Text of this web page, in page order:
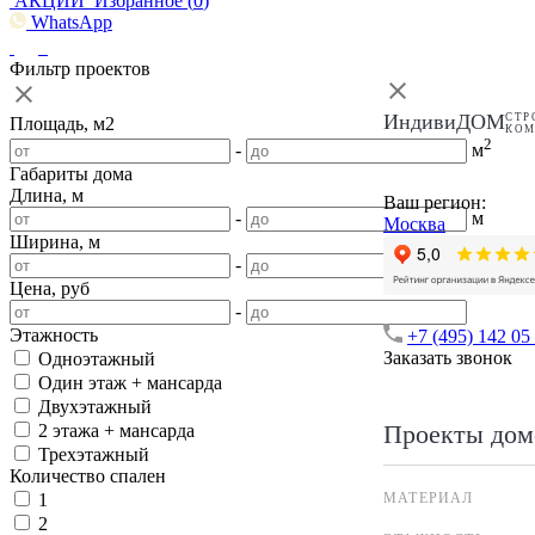
WhatsApp
ИндивиДОМ
Ваш регион:
Москва
+7 (495) 142 05
Заказать звонок
Проекты
МАТЕРИАЛ
Фильтр проектов
Площадь, м2
-
м2
Габариты дома
Длина, м
-
м
Ширина, м
-
м
Цена, руб
-
Этажность
Одноэтажный
Один этаж + мансарда
Двухэтажный
2 этажа + мансарда
Трехэтажный
Количество спален
1
2